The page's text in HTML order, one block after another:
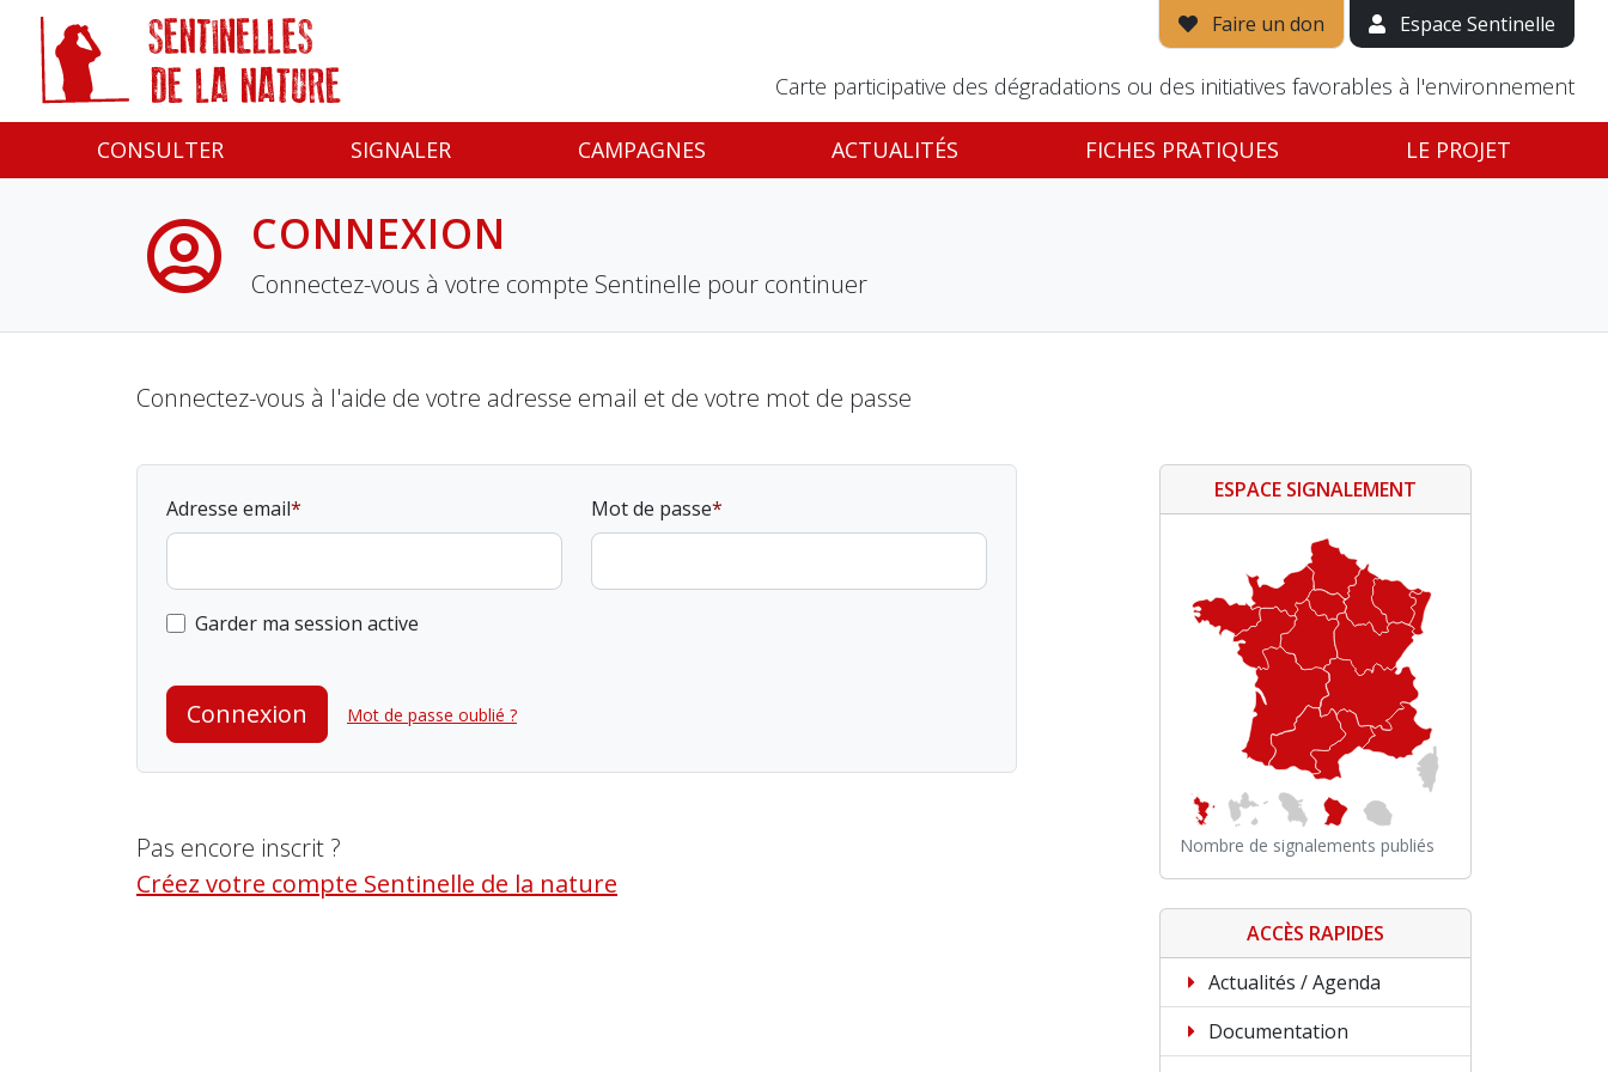
Faire un don Espace Sentinelle
Carte participative des dégradations ou des initiatives favorables à l'environnement
CONSULTER SIGNALER CAMPAGNES ACTUALITÉS FICHES PRATIQUES LE PROJET
CONNEXION
Connectez-vous à votre compte Sentinelle pour continuer
Connectez-vous à l'aide de votre adresse email et de votre mot de passe
Adresse email Mot de passe
Garder ma session active
Connexion Mot de passe oublié ?
Pas encore inscrit ?
Créez votre compte Sentinelle de la nature
ESPACE SIGNALEMENT
Nombre de signalements publiés
ACCÈS RAPIDES
Actualités / Agenda
Documentation
Panneau de gestion des cookies